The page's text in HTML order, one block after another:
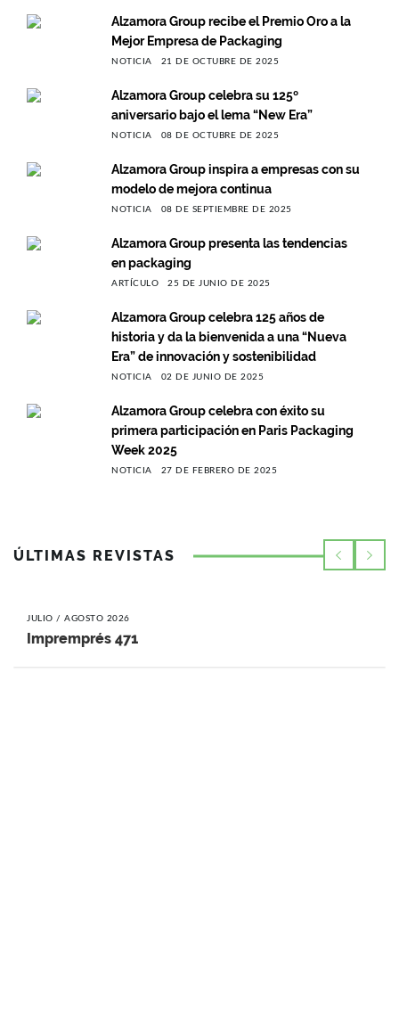
Alzamora Group recibe el Premio Oro a la
Mejor Empresa de Packaging
NOTICIA 21 DE OCTUBRE DE 2025
Alzamora Group celebra su 125º
aniversario bajo el lema “New Era”
NOTICIA 08 DE OCTUBRE DE 2025
Alzamora Group inspira a empresas con su
modelo de mejora continua
NOTICIA 08 DE SEPTIEMBRE DE 2025
Alzamora Group presenta las tendencias
en packaging
ARTÍCULO 25 DE JUNIO DE 2025
Alzamora Group celebra 125 años de
historia y da la bienvenida a una “Nueva
Era” de innovación y sostenibilidad
NOTICIA 02 DE JUNIO DE 2025
Alzamora Group celebra con éxito su
primera participación en Paris Packaging
Week 2025
NOTICIA 27 DE FEBRERO DE 2025
ÚLTIMAS REVISTAS
JULIO / AGOSTO 2026
Impremprés 471